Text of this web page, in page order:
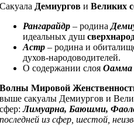
Сакуала Демиургов иВеликих
Рангарайдр – родина
идеальных душ
Астр – родина и
духов-народоводителей.
О содержании слояОамма
Волны Мировой
выше сакуалы Демиургов и
сфер:Лимуарна, Баюшми,
последней из сфер, шестой,